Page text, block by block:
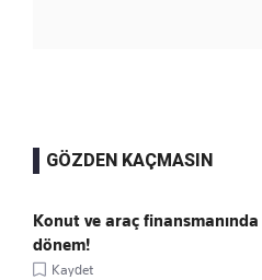
GÖZDEN KAÇMASIN
Konut ve araç
dönem!
Kaydet